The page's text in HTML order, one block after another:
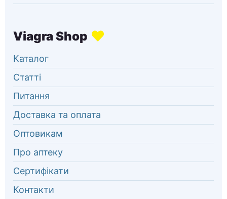
Каталог
Статті
Питання
Доставка та оплата
Оптовикам
Про аптеку
Сертифікати
Контакти